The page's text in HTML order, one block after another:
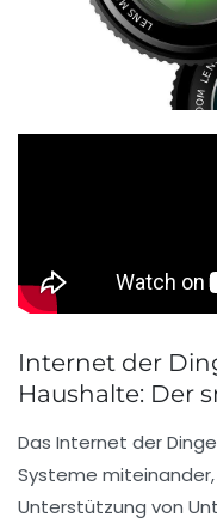
Internet der
Haushalte: Der
Das Internet der
Systeme
Unterstützung von